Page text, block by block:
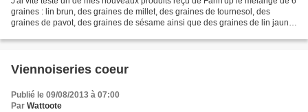
graines : lin brun, des graines de millet, des graines de tournesol, des
graines de pavot, des graines de sésame ainsi que des graines de lin jaune
Viennoiseries coeur
Publié le 09/08/2013 à 07:00
Par Wattoote